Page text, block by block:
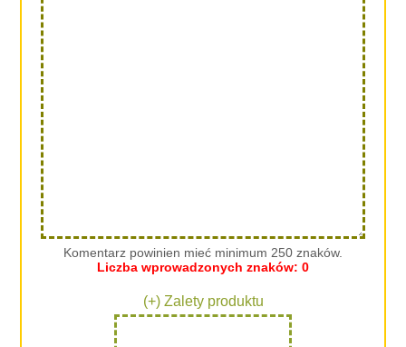
Komentarz powinien mieć minimum 250 znaków.
Liczba wprowadzonych znaków: 0
(+) Zalety produktu